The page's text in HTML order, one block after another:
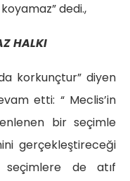
dedi.,
HALKI
korkunçtur” diyen
etti: “ Meclis’in
bir seçimle
gerçekleştireceği
de atıf